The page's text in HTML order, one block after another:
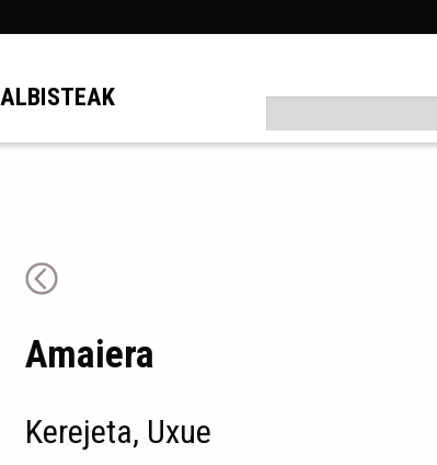
ALBISTEAK
Amaiera
Kerejeta, Uxue